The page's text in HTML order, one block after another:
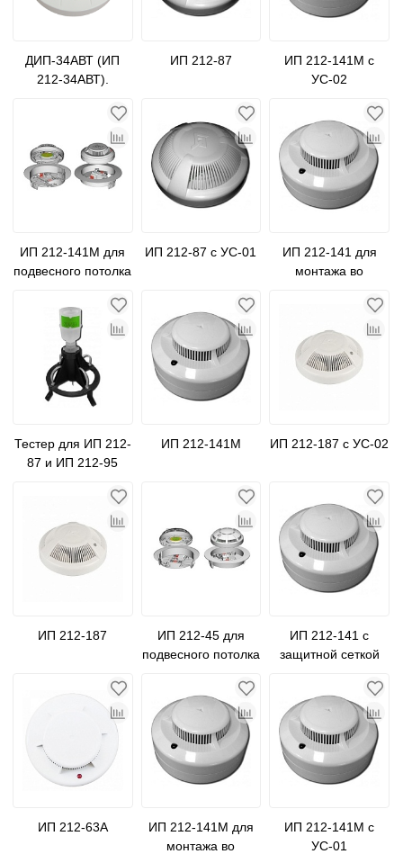
ДИП-34АВТ (ИП
212-34АВТ).
ИП 212-87
ИП 212-141М с
УС-02
ИП 212-141М для
подвесного потолка
ИП 212-87 с УС-01
ИП 212-141 для
монтажа во
Тестер для ИП 212-
87 и ИП 212-95
ИП 212-141М ИП 212-187 с УС-02
ИП 212-187
ИП 212-45 для
подвесного потолка
ИП 212-141 с
защитной сеткой
ИП 212-63А
ИП 212-141М для
монтажа во
ИП 212-141М с
УС-01